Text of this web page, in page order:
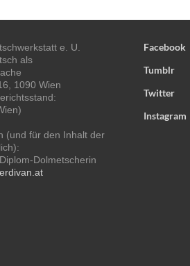
e. U.
als
1090 Wien
(und für den Inhalt der
Dolmetscherin
Facebook
Tumblr
Twitter
Instagram